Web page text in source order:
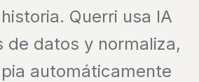
Querri usa IA
de datos y normaliza,
automáticamente